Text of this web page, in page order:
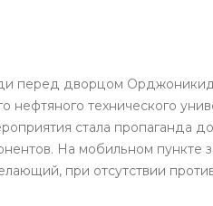
перед дворцом
нефтяного технического
стала пропаганда
На мобильном пункте
при отсутствии